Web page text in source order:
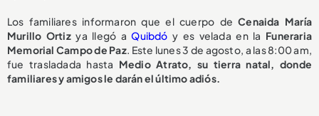
Los familiares informaron que el cuerpo deCenaida María
Murillo Ortizya llegó aQuibdóy es velada en la Funeraria
Memorial Campo de Paz. Este lunes 3 de agosto, a las 8:00 am,
fue trasladada hasta Medio Atrato, su tierra natal, donde
familiares y amigos le darán el último adiós.